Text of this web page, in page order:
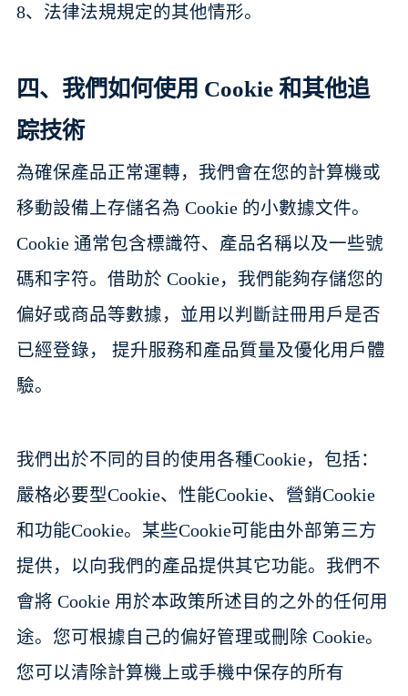
8、法律法規規定的其他情形。
四、我們如何使用 Cookie 和其他追
踪技術
為確保產品正常運轉，我們會在您的計算機或
移動設備上存儲名為 Cookie 的小數據文件。
Cookie 通常包含標識符、產品名稱以及一些號
碼和字符。借助於 Cookie，我們能夠存儲您的
偏好或商品等數據，並用以判斷註冊用戶是否
已經登錄， 提升服務和產品質量及優化用戶體
驗。
我們出於不同的目的使用各種Cookie，包括：
嚴格必要型Cookie、性能Cookie、營銷Cookie
和功能Cookie。某些Cookie可能由外部第三方
提供，以向我們的產品提供其它功能。我們不
會將 Cookie 用於本政策所述目的之外的任何用
途。您可根據自己的偏好管理或刪除 Cookie。
您可以清除計算機上或手機中保存的所有